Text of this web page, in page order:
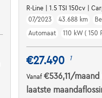
R-Line | 1.5 TSI 150cv |
07/2023
43.688 km
Automaat
110 kW ( 150
€27.490 1
Vanaf €536,11 /maand
laatste